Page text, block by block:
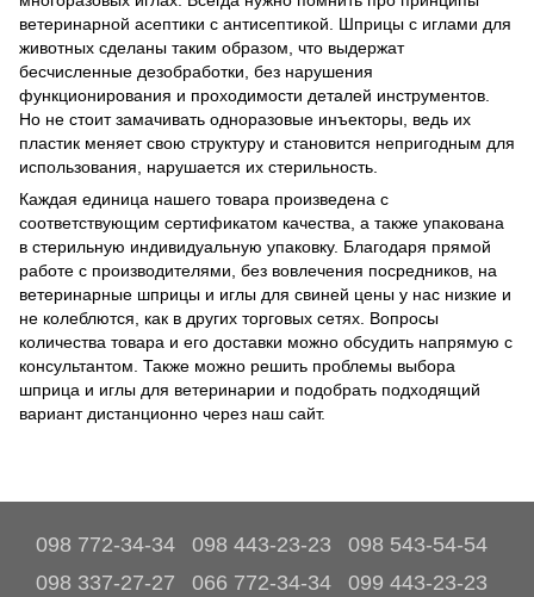
ветеринарной асептики с антисептикой. Шприцы с иглами для
животных сделаны таким образом, что выдержат
бесчисленные дезобработки, без нарушения
функционирования и проходимости деталей инструментов.
Но не стоит замачивать одноразовые инъекторы, ведь их
пластик меняет свою структуру и становится непригодным для
использования, нарушается их стерильность.
Каждая единица нашего товара произведена с
соответствующим сертификатом качества, а также упакована
в стерильную индивидуальную упаковку. Благодаря прямой
работе с производителями, без вовлечения посредников, на
ветеринарные шприцы и иглы для свиней цены у нас низкие и
не колеблются, как в других торговых сетях. Вопросы
количества товара и его доставки можно обсудить напрямую с
консультантом. Также можно решить проблемы выбора
шприца и иглы для ветеринарии и подобрать подходящий
вариант дистанционно через наш сайт.
098 772-34-34 098 443-23-23
098 543-54-54
098 337-27-27
066 772-34-34
099 443-23-23